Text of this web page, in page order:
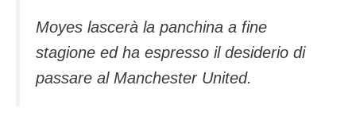
Moyes lascerà la panchina a fine
stagione ed ha espresso il desiderio di
passare al Manchester United.